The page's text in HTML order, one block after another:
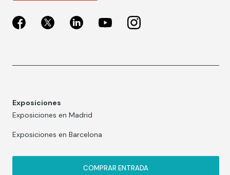
Exposiciones
Exposiciones en Madrid
Exposiciones en Barcelona
COMPRAR ENTRADA